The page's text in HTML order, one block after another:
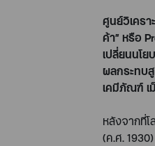
ศูนย์วิเคร
ค้า”หรือ
เปลี่ยนนโ
ผลกระทบ
เคมีภัณฑ์ เ
หลังจากที่
(ค.ศ.1930